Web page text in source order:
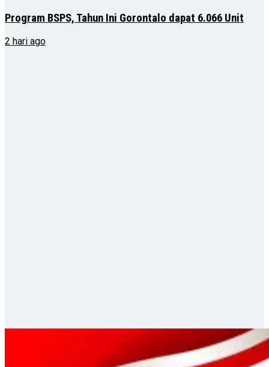
Program BSPS, Tahun Ini Gorontalo dapat 6.066 Unit
2 hari ago